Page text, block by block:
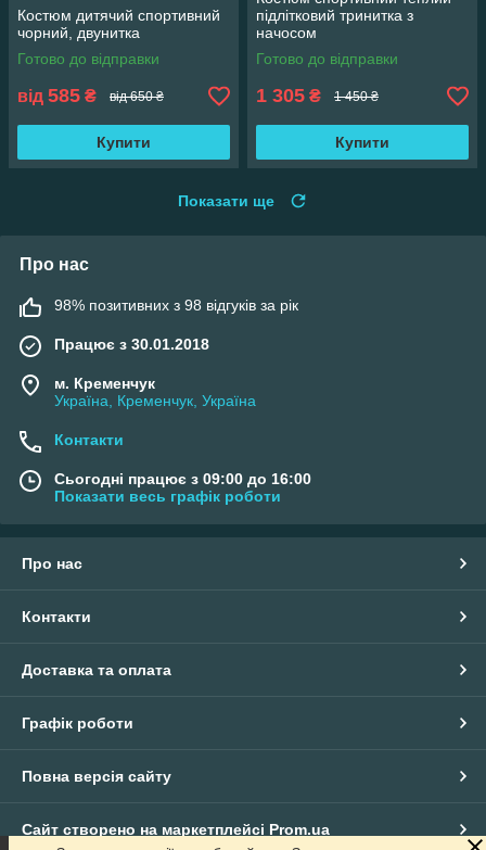
Костюм дитячий спортивний
чорний, двунитка
Готово до відправки
від 585 ₴ від 650 ₴
Купити
підлітковий тринитка з
начосом
Готово до відправки
1 305 ₴ 1 450 ₴
Купити
Показати ще
Про нас
98% позитивних з 98 відгуків за рік
Працює з 30.01.2018
м. Кременчук
Україна, Кременчук, Україна
Контакти
Сьогодні працює з 09:00 до 16:00
Показати весь графік роботи
Про нас
Контакти
Доставка та оплата
Графік роботи
Повна версія сайту
Сайт створено на маркетплейсі Prom.ua